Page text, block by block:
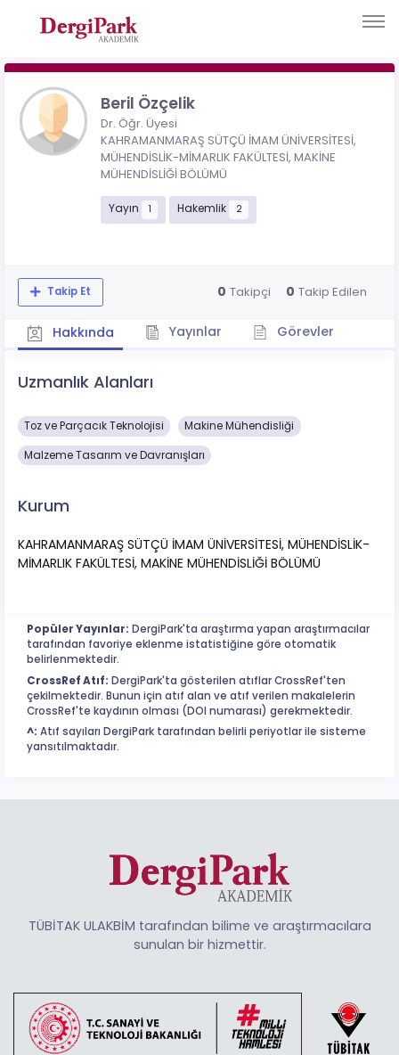
Beril Özçelik
Dr. Öğr. Üyesi
KAHRAMANMARAŞ SÜTÇÜ İMAM ÜNİVERSİTESİ,
MÜHENDİSLİK-MİMARLIK FAKÜLTESİ, MAKİNE
MÜHENDİSLİĞİ BÖLÜMÜ
Yayın 1 Hakemlik 2
Takip Et 0 Takipçi 0 Takip Edilen
Hakkında Yayınlar Görevler
Uzmanlık Alanları
Toz ve Parçacık Teknolojisi Makine Mühendisliği
Malzeme Tasarım ve Davranışları
Kurum
KAHRAMANMARAŞ SÜTÇÜ İMAM ÜNİVERSİTESİ, MÜHENDİSLİK-
MİMARLIK FAKÜLTESİ, MAKİNE MÜHENDİSLİĞİ BÖLÜMÜ
Popüler Yayınlar: DergiPark'ta araştırma yapan araştırmacılar
tarafından favoriye eklenme istatistiğine göre otomatik
belirlenmektedir.
CrossRef Atıf: DergiPark'ta gösterilen atıflar CrossRef'ten
çekilmektedir. Bunun için atıf alan ve atıf verilen makalelerin
CrossRef'te kaydının olması (DOI numarası) gerekmektedir.
^: Atıf sayıları DergiPark tarafından belirli periyotlar ile sisteme
yansıtılmaktadır.
TÜBİTAK ULAKBİM tarafından bilime ve araştırmacılara
sunulan bir hizmettir.